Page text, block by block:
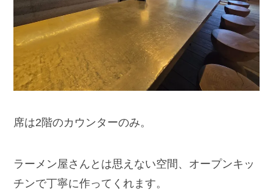
席は2階のカウンターのみ。
ラーメン屋さんとは思えない空間、オープンキッ
チンで丁寧に作ってくれます。